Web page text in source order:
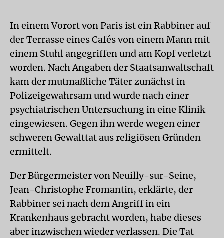
In einem Vorort von Paris ist ein Rabbiner auf
der Terrasse eines Cafés von einem Mann mit
einem Stuhl angegriffen und am Kopf verletzt
worden. Nach Angaben der Staatsanwaltschaft
kam der mutmaßliche Täter zunächst in
Polizeigewahrsam und wurde nach einer
psychiatrischen Untersuchung in eine Klinik
eingewiesen. Gegen ihn werde wegen einer
schweren Gewalttat aus religiösen Gründen
ermittelt.
Der Bürgermeister von Neuilly-sur-Seine,
Jean-Christophe Fromantin, erklärte, der
Rabbiner sei nach dem Angriff in ein
Krankenhaus gebracht worden, habe dieses
aber inzwischen wieder verlassen. Die Tat